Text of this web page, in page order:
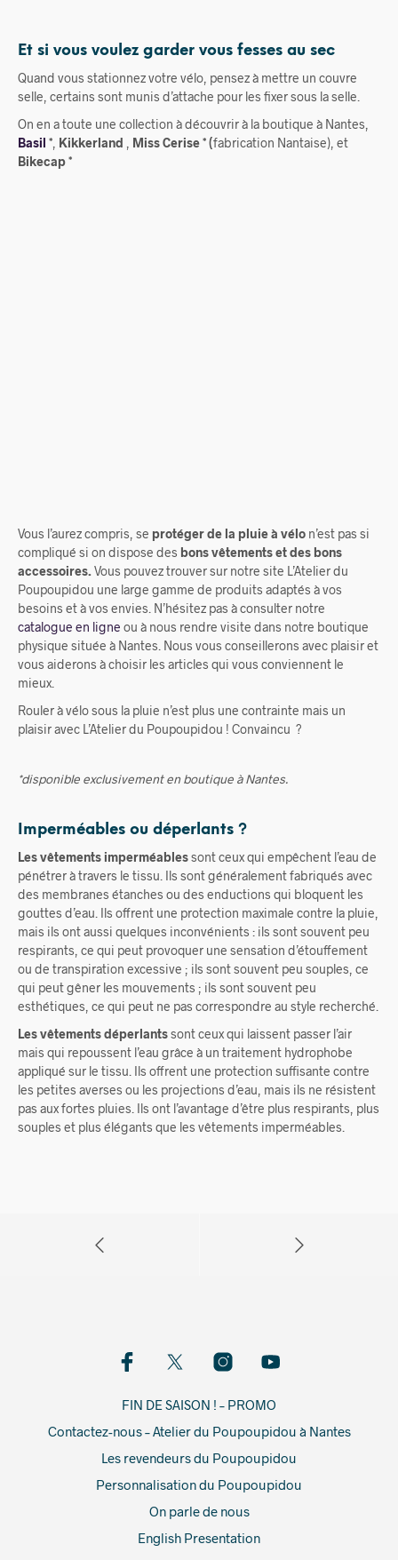
Et si vous voulez garder vous fesses au sec
Quand vous stationnez votre vélo, pensez à mettre un couvre
selle, certains sont munis d’attache pour les fixer sous la selle.
On en a toute une collection à découvrir à la boutique à Nantes,
Basil * Kikkerland Miss Cerise * (fabrication Nantaise), et
Bikecap *
Vous l’aurez compris, se protéger de la pluie à vélo n’est pas si
compliqué si on dispose des bons vêtements et des bons
accessoires.Vous pouvez trouver sur notre site L’Atelier du
Poupoupidou une large gamme de produits adaptés à vos
besoins et à vos envies. N’hésitez pas à consulter notre
catalogue en ligne ou à nous rendre visite dans notre boutique
physique située à Nantes. Nous vous conseillerons avec plaisir et
vous aiderons à choisir les articles qui vous conviennent le
mieux.
Rouler à vélo sous la pluie n’est plus une contrainte mais un
plaisir avec L’Atelier du Poupoupidou ! Convaincu ?
*disponible exclusivement en boutique à Nantes.
Imperméables ou déperlants ?
Les vêtements imperméablessont ceux qui empêchent l’eau de
pénétrer à travers le tissu. Ils sont généralement fabriqués avec
des membranes étanches ou des enductions qui bloquent les
gouttes d’eau. Ils offrent une protection maximale contre la pluie,
mais ils ont aussi quelques inconvénients : ils sont souvent peu
respirants, ce qui peut provoquer une sensation d’étouffement
ou de transpiration excessive ; ils sont souvent peu souples, ce
qui peut gêner les mouvements ; ils sont souvent peu
esthétiques, ce qui peut ne pas correspondre au style recherché.
Les vêtements déperlantssont ceux qui laissent passer l’air
mais qui repoussent l’eau grâce à un traitement hydrophobe
appliqué sur le tissu. Ils offrent une protection suffisante contre
les petites averses ou les projections d’eau, mais ils ne résistent
pas aux fortes pluies. Ils ont l’avantage d’être plus respirants, plus
souples et plus élégants que les vêtements imperméables.
FIN DE SAISON ! – PROMO
Contactez-nous – Atelier du Poupoupidou à Nantes
Les revendeurs du Poupoupidou
Personnalisation du Poupoupidou
On parle de nous
English Presentation